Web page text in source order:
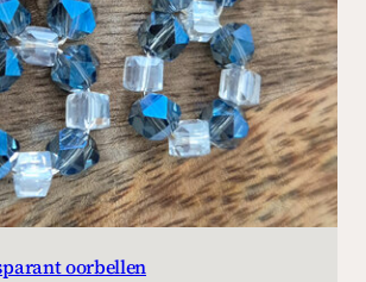
oorbellen